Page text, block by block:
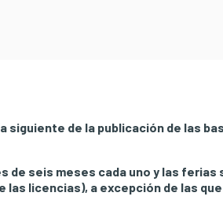
siguiente de la publicación de las
seis meses cada uno y las ferias
las licencias), a excepción de las que